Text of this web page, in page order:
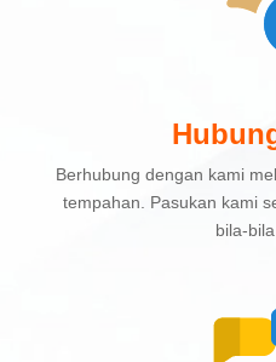
Berhubung dengan kami
tempahan. Pasukan kami
bila-